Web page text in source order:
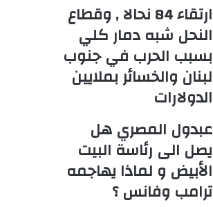
ارتقاء 84 نحالا , وقطاع
النحل شبه دمار كلي
بسبب الحرب في جنوب
لبنان والخسائر بملايين
الدولارات
عبدول المصري هل
يصل الى رئاسة البيت
الأبيض و لماذا يهاجمه
ترامب وفانس ؟